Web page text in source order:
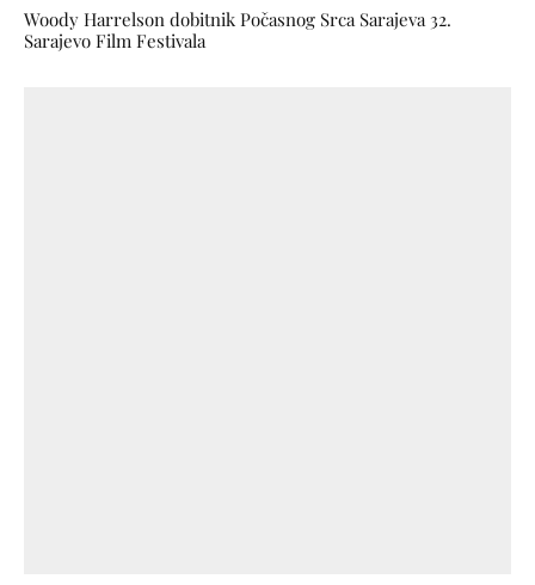
Woody Harrelson dobitnik Počasnog Srca Sarajeva 32.
Sarajevo Film Festivala